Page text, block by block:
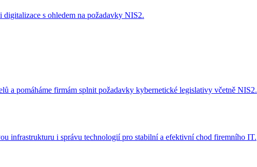
s ohledem na požadavky NIS2.
a pomáháme firmám splnit požadavky kybernetické legislativy včetně NIS2.
infrastrukturu i správu technologií pro stabilní a efektivní chod firemního IT.